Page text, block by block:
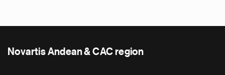
Novartis Andean & CAC region